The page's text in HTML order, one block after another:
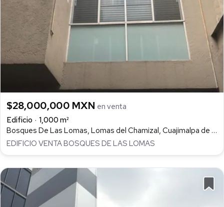
$28,000,000 MXN en venta
Edificio
1,000 m²
Bosques De Las Lomas, Lomas del Chamizal, Cuajimalpa de Morelos
EDIFICIO VENTA BOSQUES DE LAS LOMAS